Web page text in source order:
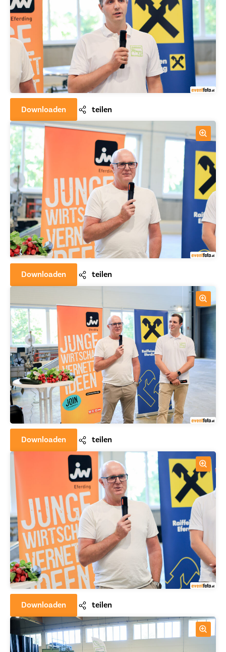
Downloaden teilen
Downloaden teilen
Downloaden teilen
Downloaden teilen